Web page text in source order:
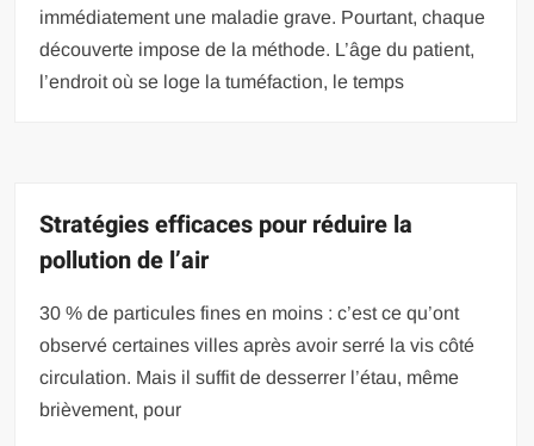
immédiatement une maladie grave. Pourtant, chaque
découverte impose de la méthode. L’âge du patient,
l’endroit où se loge la tuméfaction, le temps
Stratégies efficaces pour réduire la
pollution de l’air
30 % de particules fines en moins : c’est ce qu’ont
observé certaines villes après avoir serré la vis côté
circulation. Mais il suffit de desserrer l’étau, même
brièvement, pour